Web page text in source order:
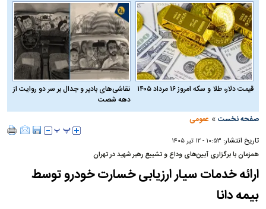
قیمت دلار، طلا و سکه امروز ۱۶ مرداد ۱۴۰۵
نقاشی‌های بادپر و جدال بر سر دو روایت از
دهه شصت
صفحه نخست » عمومی
تاریخ انتشار: ۱۰:۵۳ - ۱۲ تير ۱۴۰۵
همزمان با برگزاری آیین‌های وداع و تشییع رهبر شهید در تهران
ارائه خدمات سیار ارزیابی خسارت خودرو توسط
بیمه دانا